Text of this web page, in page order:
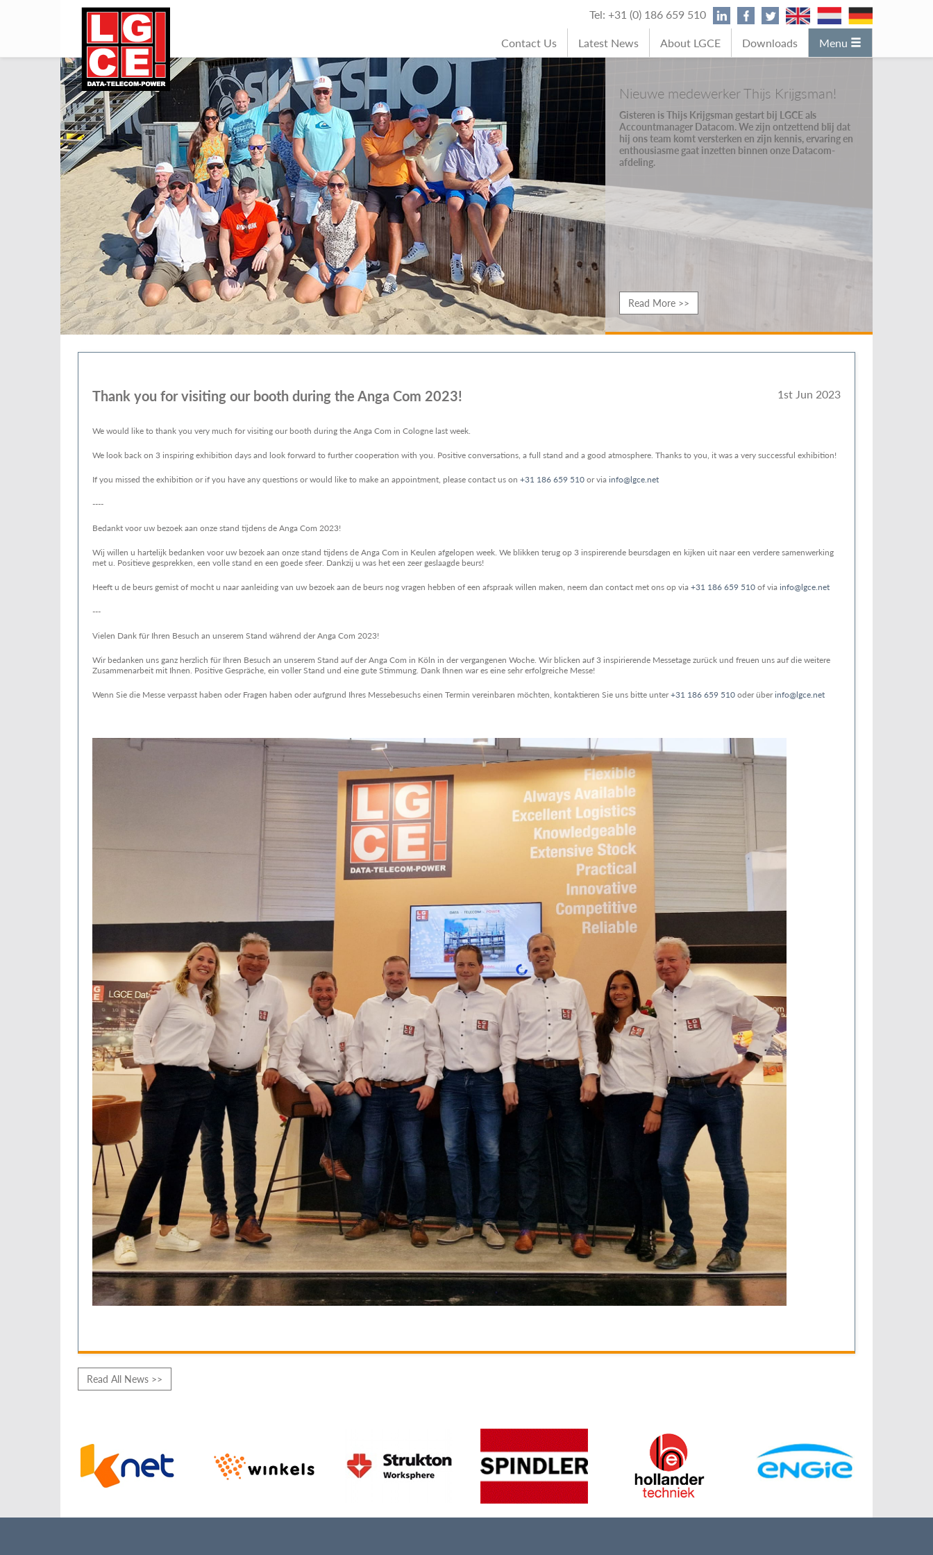
Tel: +31 (0) 186 659 510
Contact Us
Latest News About LGCE Downloads Menu
Nieuwe medewerker Thijs Krijgsman!
Gisteren is Thijs Krijgsman gestart bij LGCE als
Accountmanager Datacom. We zijn ontzettend blij dat
hij ons team komt versterken en zijn kennis, ervaring en
enthousiasme gaat inzetten binnen onze Datacom-
afdeling.
Read More >>
1st Jun 2023
Thank you for visiting our booth during the Anga Com 2023!
We would like to thank you very much for visiting our booth during the Anga Com in Cologne last week.
We look back on 3 inspiring exhibition days and look forward to further cooperation with you. Positive conversations, a full stand and a good atmosphere. Thanks to you, it was a very successful exhibition!
If you missed the exhibition or if you have any questions or would like to make an appointment, please contact us on +31 186 659 510or viainfo@lgce.net
----
Bedankt voor uw bezoek aan onze stand tijdens de Anga Com 2023!
Wij willen u hartelijk bedanken voor uw bezoek aan onze stand tijdens de Anga Com in Keulen afgelopen week. We blikken terug op 3 inspirerende beursdagen en kijken uit naar een verdere samenwerking
met u. Positieve gesprekken, een volle stand en een goede sfeer. Dankzij u was het een zeer geslaagde beurs!
Heeft u de beurs gemist of mocht u naar aanleiding van uw bezoek aan de beurs nog vragen hebben of een afspraak willen maken, neem dan contact met ons op via+31 186 659 510of viainfo@lgce.net
---
Vielen Dank für Ihren Besuch an unserem Stand während der Anga Com 2023!
Wir bedanken uns ganz herzlich für Ihren Besuch an unserem Stand auf der Anga Com in Köln in der vergangenen Woche. Wir blicken auf 3 inspirierende Messetage zurück und freuen uns auf die weitere
Zusammenarbeit mit Ihnen. Positive Gespräche, ein voller Stand und eine gute Stimmung. Dank Ihnen war es eine sehr erfolgreiche Messe!
Wenn Sie die Messe verpasst haben oder Fragen haben oder aufgrund Ihres Messebesuchs einen Termin vereinbaren möchten, kontaktieren Sie uns bitte unter+31 186 659 510oder überinfo@lgce.net
Read All News >>